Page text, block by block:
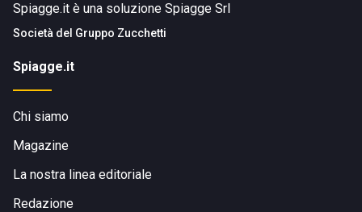
Spiagge.it è una soluzione Spiagge Srl
Società del Gruppo Zucchetti
Spiagge.it
Chi siamo
Magazine
La nostra linea editoriale
Redazione